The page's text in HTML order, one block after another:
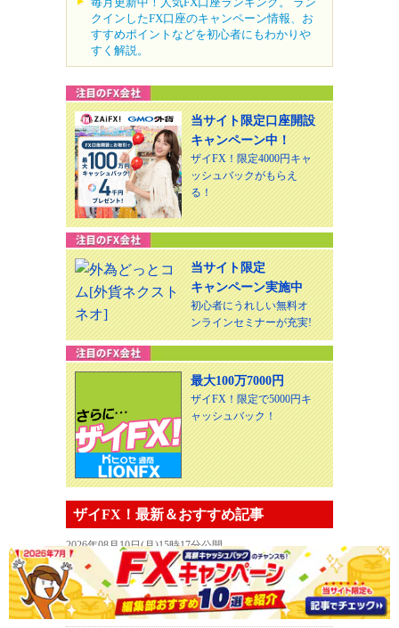
クインしたFX口座のキャンペーン情報、お
すすめポイントなどを初心者にもわかりや
すく解説。
当サイト限定口座開設
キャンペーン中！
ザイFX！限定4000円キャ
ッシュバックがもらえ
る！
当サイト限定
キャンペーン実施中
初心者にうれしい無料オ
ンラインセミナーが充実!
最大100万7000円
ザイFX！限定で5000円キ
ャッシュバック！
ザイFX！最新＆おすすめ記事
2026年08月10日(月)15時17分公開
米ドル/円は158.58～155.23円のレンジを8/12の
米CPIでブレイクするか注目。ECBへの事前通
告なし！ 米… （西原宏一＆叶内文子）